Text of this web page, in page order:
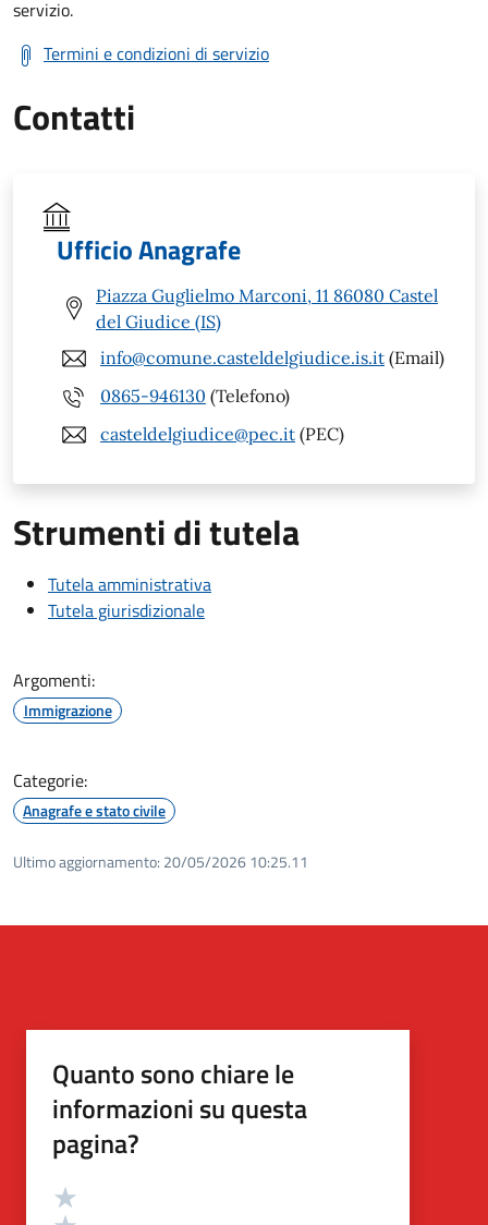
servizio.
Termini e condizioni di servizio
Contatti
Ufficio Anagrafe
Piazza Guglielmo Marconi, 11 86080 Castel
del Giudice (IS)
info@comune.casteldelgiudice.is.it (Email)
0865-946130 (Telefono)
casteldelgiudice@pec.it (PEC)
Strumenti di tutela
Tutela amministrativa
Tutela giurisdizionale
Argomenti:
Immigrazione
Categorie:
Anagrafe e stato civile
Ultimo aggiornamento: 20/05/2026 10:25.11
Quanto sono chiare le
informazioni su questa
pagina?
Valutazione